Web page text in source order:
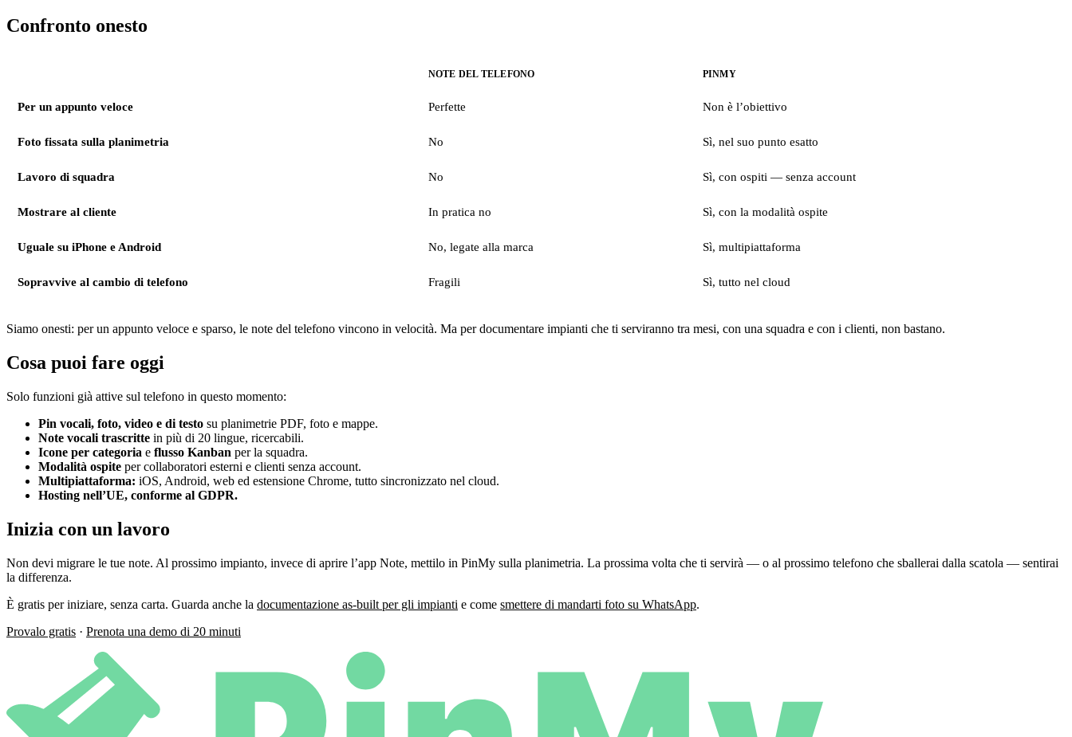
Confronto onesto
NOTE DEL TELEFONO PINMY
Per un appunto veloce Perfette Non è l’obiettivo
Foto fissata sulla planimetria No Sì, nel suo punto esatto
Lavoro di squadra No Sì, con ospiti — senza account
Mostrare al cliente In pratica no Sì, con la modalità ospite
Uguale su iPhone e Android No, legate alla marca Sì, multipiattaforma
Sopravvive al cambio di telefono Fragili Sì, tutto nel cloud
Siamo onesti: per un appunto veloce e sparso, le note del telefono vincono in velocità. Ma per documentare impianti che ti serviranno tra mesi, con una squadra e con i clienti, non bastano.
Cosa puoi fare oggi
Solo funzioni già attive sul telefono in questo momento:
Pin vocali, foto, video e di testo su planimetrie PDF, foto e mappe.
Note vocali trascritte in più di 20 lingue, ricercabili.
Icone per categoria e flusso Kanban per la squadra.
Modalità ospite per collaboratori esterni e clienti senza account.
Multipiattaforma: iOS, Android, web ed estensione Chrome, tutto sincronizzato nel cloud.
Hosting nell’UE, conforme al GDPR.
Inizia con un lavoro
Non devi migrare le tue note. Al prossimo impianto, invece di aprire l’app Note, mettilo in PinMy sulla planimetria. La prossima volta che ti servirà — o al prossimo telefono che sballerai dalla scatola — sentirai
la differenza.
È gratis per iniziare, senza carta. Guarda anche la documentazione as-built per gli impianti e come smettere di mandarti foto su WhatsApp.
Provalo gratis · Prenota una demo di 20 minuti